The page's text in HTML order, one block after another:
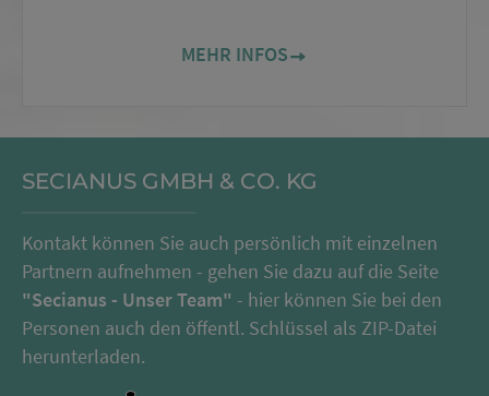
MEHR INFOS
SECIANUS GMBH & CO. KG
Kontakt können Sie auch persönlich mit einzelnen
Partnern aufnehmen - gehen Sie dazu auf die Seite
"Secianus - Unser Team" - hier können Sie bei den
Personen auch den öffentl. Schlüssel als ZIP-Datei
herunterladen.